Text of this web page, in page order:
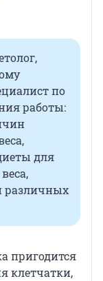
по
работы:
для
различных
пригодится
клетчатки,